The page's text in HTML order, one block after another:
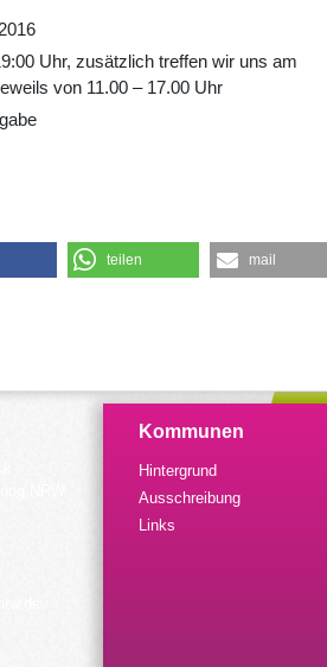
Uhr, zusätzlich treffen wir uns am
von 11.00 – 17.00 Uhr
teilen mail
Kommunen
Hintergrund
Ausschreibung
Links